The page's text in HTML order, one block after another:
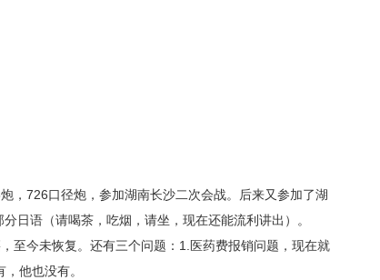
，726口径炮，参加湖南长沙二次会战。后来又参加了湖
日语（请喝茶，吃烟，请坐，现在还能流利讲出）。
至今未恢复。还有三个问题：1.医药费报销问题，现在就
，他也没有。